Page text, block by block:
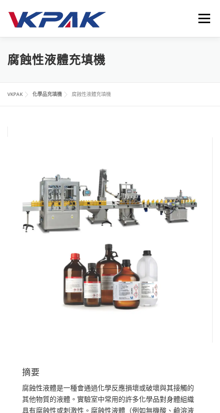
要
選單
首頁 液體包裝設備 應用領域
聯繫我們 LANGUAGE
腐蝕性液體充填機
VKPAK 化學品充填機 腐蝕性液體充填機
摘要
腐蝕性液體是一種會通過化學反應損壞或破壞與其接觸的
其他物質的液體。實驗室中常用的許多化學品對身體組織
具有腐蝕性或刺激性。腐蝕性液體（例如無機酸、鹼溶液